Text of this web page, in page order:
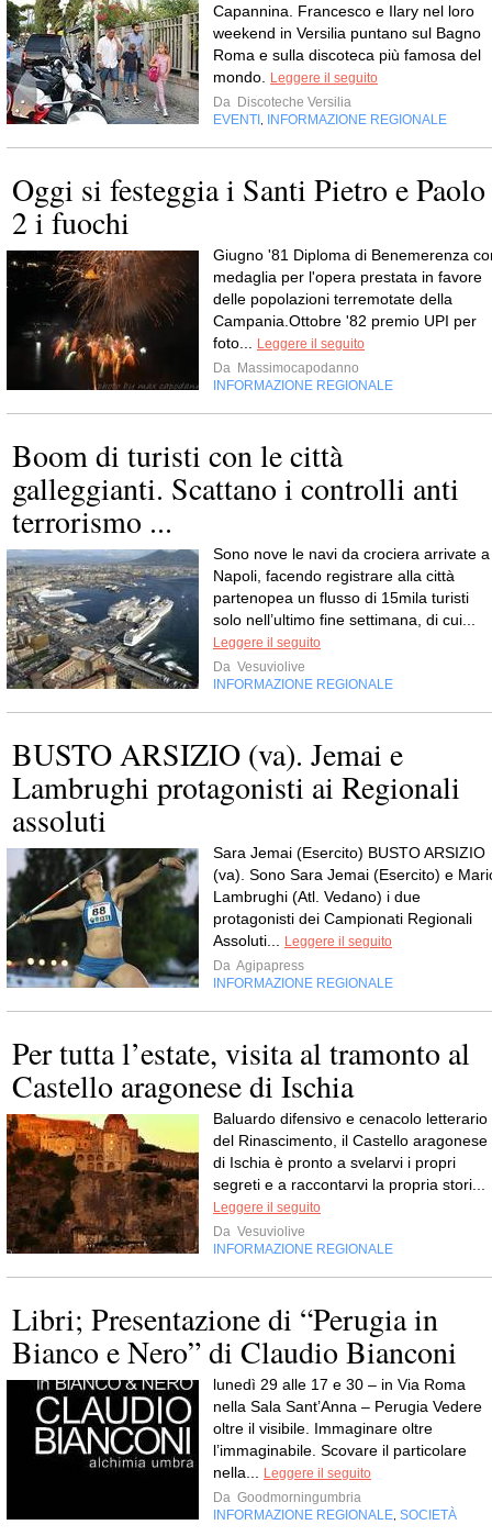
Capannina. Francesco e Ilary nel loro
weekend in Versilia puntano sul Bagno
Roma e sulla discoteca più famosa del
mondo. Leggere il seguito
Da Discoteche Versilia
EVENTI , INFORMAZIONE REGIONALE
Oggi si festeggia i Santi Pietro e Paolo
2 i fuochi
Giugno '81 Diploma di Benemerenza
medaglia per l'opera prestata in favore
delle popolazioni terremotate della
Campania.Ottobre '82 premio UPI per
foto... Leggere il seguito
Da Massimocapodanno
INFORMAZIONE REGIONALE
Boom di turisti con le città
galleggianti. Scattano i controlli anti
terrorismo ...
Sono nove le navi da crociera arrivate a
Napoli, facendo registrare alla città
partenopea un flusso di 15mila turisti
solo nell’ultimo fine settimana, di cui...
Leggere il seguito
Da Vesuviolive
INFORMAZIONE REGIONALE
BUSTO ARSIZIO (va). Jemai e
Lambrughi protagonisti ai Regionali
assoluti
Sara Jemai (Esercito) BUSTO ARSIZIO
(va). Sono Sara Jemai (Esercito) e
Lambrughi (Atl. Vedano) i due
protagonisti dei Campionati Regionali
Assoluti... Leggere il seguito
Da Agipapress
INFORMAZIONE REGIONALE
Per tutta l’estate, visita al tramonto al
Castello aragonese di Ischia
Baluardo difensivo e cenacolo letterario
del Rinascimento, il Castello aragonese
di Ischia è pronto a svelarvi i propri
segreti e a raccontarvi la propria stori...
Leggere il seguito
Da Vesuviolive
INFORMAZIONE REGIONALE
Libri; Presentazione di “Perugia in
Bianco e Nero” di Claudio Bianconi
lunedì 29 alle 17 e 30 – in Via Roma
nella Sala Sant’Anna – Perugia Vedere
oltre il visibile. Immaginare oltre
l’immaginabile. Scovare il particolare
nella... Leggere il seguito
Da Goodmorningumbria
INFORMAZIONE REGIONALE, SOCIETÀ